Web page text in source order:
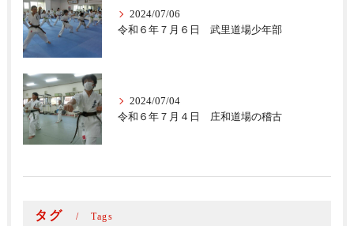
2024/07/06
令和６年７月６日 武里道場少年部
2024/07/04
令和６年７月４日 庄和道場の稽古
タグ Tags